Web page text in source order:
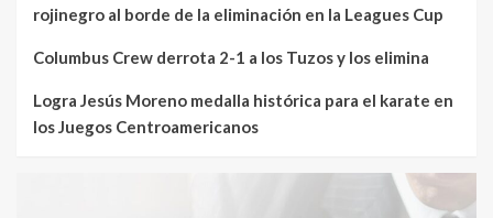
rojinegro al borde de la eliminación en la Leagues Cup
Columbus Crew derrota 2-1 a los Tuzos y los elimina
Logra Jesús Moreno medalla histórica para el karate en
los Juegos Centroamericanos